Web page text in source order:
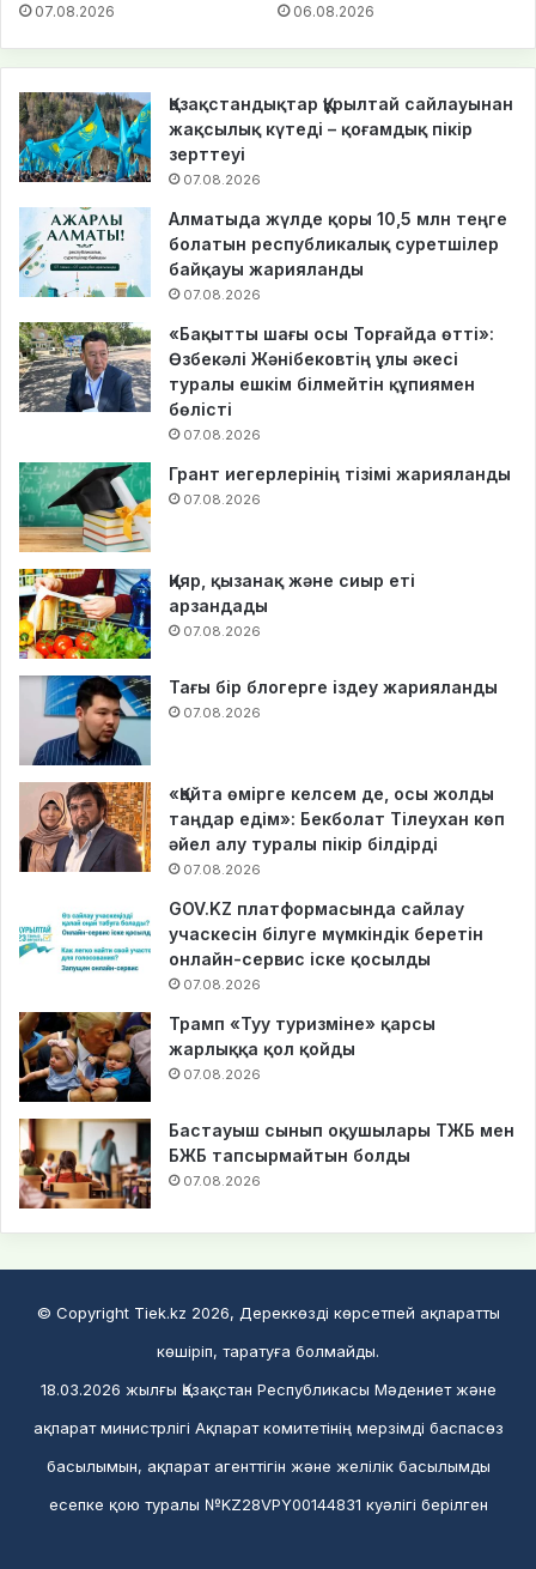
07.08.2026 06.08.2026
Қазақстандықтар Құрылтай сайлауынан
жақсылық күтеді – қоғамдық пікір
зерттеуі
07.08.2026
Алматыда жүлде қоры 10,5 млн теңге
болатын республикалық суретшілер
байқауы жарияланды
07.08.2026
«Бақытты шағы осы Торғайда өтті»:
Өзбекәлі Жәнібековтің ұлы әкесі
туралы ешкім білмейтін құпиямен
бөлісті
07.08.2026
Грант иегерлерінің тізімі жарияланды
07.08.2026
Қияр, қызанақ және сиыр еті
арзандады
07.08.2026
Тағы бір блогерге іздеу жарияланды
07.08.2026
«Қайта өмірге келсем де, осы жолды
таңдар едім»: Бекболат Тілеухан көп
әйел алу туралы пікір білдірді
07.08.2026
GOV.KZ платформасында сайлау
учаскесін білуге мүмкіндік беретін
онлайн-сервис іске қосылды
07.08.2026
Трамп «Туу туризміне» қарсы
жарлыққа қол қойды
07.08.2026
Бастауыш сынып оқушылары ТЖБ мен
БЖБ тапсырмайтын болды
07.08.2026
© Copyright Tiek.kz 2026, Дереккөзді көрсетпей ақпаратты
көшіріп, таратуға болмайды.
18.03.2026 жылғы Қазақстан Республикасы Мәдениет және
ақпарат министрлігі Ақпарат комитетінің мерзімді баспасөз
басылымын, ақпарат агенттігін және желілік басылымды
есепке қою туралы №KZ28VPY00144831 куәлігі берілген